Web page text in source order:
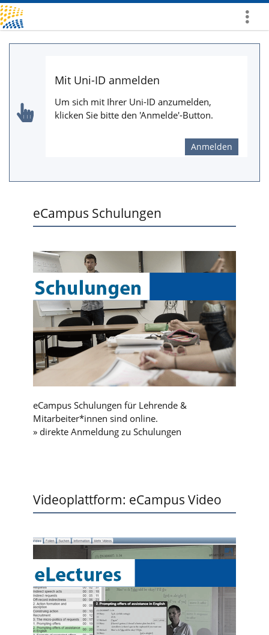
Mehr
Mit Uni-ID anmelden
Um sich mit Ihrer Uni-ID anzumelden,
klicken Sie bitte den 'Anmelde'-Button.
Anmelden
eCampus Schulungen
eCampus Schulungen für Lehrende &
Mitarbeiter*innen sind online.
» direkte Anmeldung zu Schulungen
Videoplattform: eCampus Video